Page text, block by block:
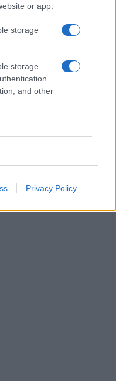
or app.
storage
storage
and other
Privacy Policy